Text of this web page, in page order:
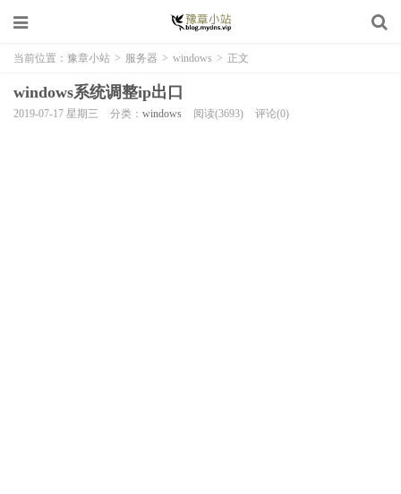
当前位置： 豫章小站 > 服务器 > windows > 正文
windows系统调整ip出口
2019-07-17 星期三 分类： windows 阅读(3693) 评论(0)